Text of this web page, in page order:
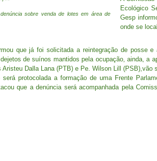
sobre venda de lotes em área de
Ecológico
Gesp
onde se
que já foi solicitada a reintegração de posse
dejetos de suínos mantidos pela ocupação, ainda,
Aristeu Dalla Lana (PTB) e Pe. Wilson Lill
será protocolada a formação de uma Frente
que a denúncia será acompanhada pela